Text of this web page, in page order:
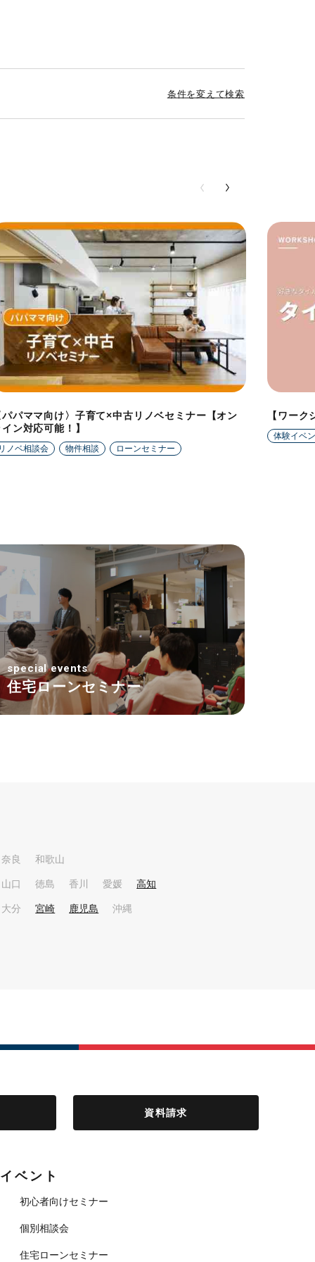
条件を変えて検索
パパママ向け〉子育て×中古リノベセミナー【オン
イン対応可能！】
リノベ相談会 物件相談 ローンセミナー
【ワー
体験イベ
special events
住宅ローンセミナー
奈良 和歌山
山口 徳島 香川 愛媛 高知
大分 宮崎 鹿児島 沖縄
資料請求
イベント
初心者向けセミナー
個別相談会
住宅ローンセミナー